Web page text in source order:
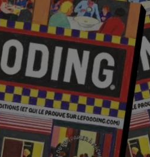
contact